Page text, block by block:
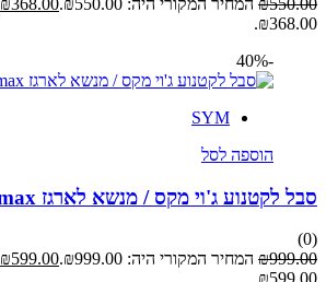
₪550.00 המחיר המקורי היה: ₪550.00. ₪368.00
₪368.00.
-40%
SYM
הוספה לסל
סבל לקטנוע ג'וי מקס / מנשא לארגז SYM Joymax
(0)
₪999.00 המחיר המקורי היה: ₪999.00. ₪599.00